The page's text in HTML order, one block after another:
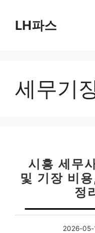
LH파스
세무기
시흥 세무
및 기장 비
정
2026-05-